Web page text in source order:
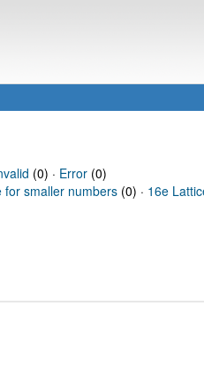
(0) · Error(0)
for smaller numbers (0) · 16e